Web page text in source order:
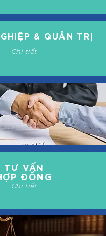
& QUẢN TRỊ
Chi tiết
TƯ VẤN
ĐỒNG
Chi tiết